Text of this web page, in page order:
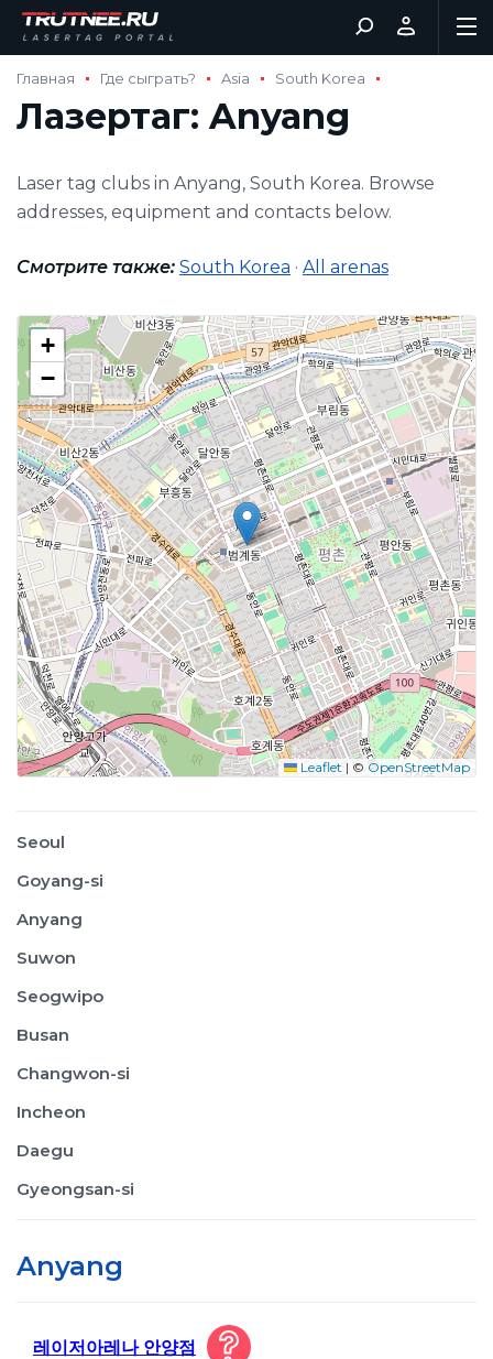
Главная Где сыграть? Asia South Korea
Лазертаг: Anyang
Laser tag clubs in Anyang, South Korea. Browse
addresses, equipment and contacts below.
Смотрите также: South Korea · All arenas
+
−
Leaflet | © OpenStreetMap
Seoul
Goyang-si
Anyang
Suwon
Seogwipo
Busan
Changwon-si
Incheon
Daegu
Gyeongsan-si
Anyang
레이저아레나 안양점